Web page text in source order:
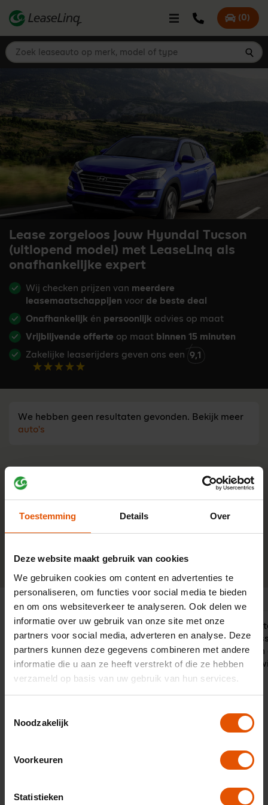
Toestemming Details Over
Deze website maakt gebruik van cookies
We gebruiken cookies om content en advertenties te
personaliseren, om functies voor social media te bieden
en om ons websiteverkeer te analyseren. Ook delen we
informatie over uw gebruik van onze site met onze
partners voor social media, adverteren en analyse. Deze
partners kunnen deze gegevens combineren met andere
informatie die u aan ze heeft verstrekt of die ze hebben
verzameld op basis van uw gebruik van hun services.
Noodzakelijk
Voorkeuren
Statistieken
Bel LeaseLinq
Mijn
(0)
Zoek leaseauto op merk, model of type
Lease zorgeloos jouw Hyundai Tucson
(uitlopend model) met LeaseLinq als
onafhankelijke expert
Wij checken prijzen van meerdere
leasemaatschappijen voor de beste deal
Onafhankelijk én persoonlijk advies op maat
Vrijblijvende offerte op maat binnen 15 minuten
Zakelijke leaserijders geven ons een 9,1
We hebben geen resultaten gevonden. Bekijk meer
auto's
Advies nodig?
Tijd besparen bij een leaseauto
zoeken?
Stel je vraag aan één van onze onafhankelijke lease-
experts. Ma t/m vr bereikbaar van 8:30 - 17:00 u.
0341-760088 Neem contact op
"Met de Duurzame Adviseurs hebben
wij drie jaar geleden actief ingezet op
een 100% elektrisch wagenpark.
Onze adviseurs zijn door het hele
land actief en hebben allemaal hun
hebben we gevonden in LeaseLinq.
adviezen. Dat scheelt ons veel tijd en
"Een
van het
nagekomen
plezierige